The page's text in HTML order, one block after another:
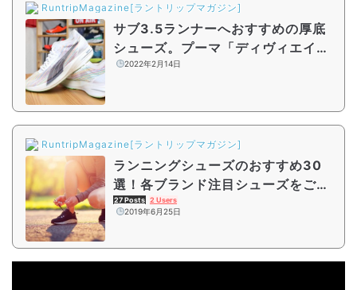
RuntripMagazine[ラントリップマガジン]
サブ3.5ランナーへおすすめの厚底
シューズ。プーマ「ディヴィエイト
ニトロ エリート」をレビュー
2022年2月14日
RuntripMagazine[ラントリップマガジン]
ランニングシューズのおすすめ30
選！各ブランド注目シューズをご紹
介
27 Posts 2 Users
2019年6月25日